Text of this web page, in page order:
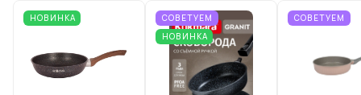
НОВИНКА
СОВЕТУЕМ
НОВИНКА
СОВЕТУЕМ